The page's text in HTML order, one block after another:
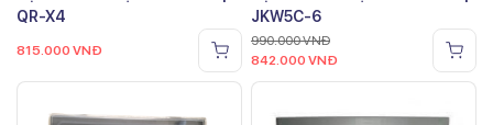
QR-X4
815.000 VNĐ
JKW5C-6
990.000VNĐ
842.000 VNĐ